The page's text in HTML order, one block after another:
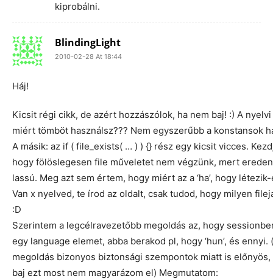
kiprobálni.
BlindingLight
2010-02-28 At 18:44
Háj!
Kicsit régi cikk, de azért hozzászólok, ha nem baj! :) A
miért tömböt használsz??? Nem egyszerűbb a konstansok
A másik: az if ( file_exists( … ) ) {} rész egy kicsit vicces.
hogy fölöslegesen file műveletet nem végzünk, mert
lassú. Meg azt sem értem, hogy miért az a ‘ha’, hogy
Van x nyelved, te írod az oldalt, csak tudod, hogy milyen
:D
Szerintem a legcélravezetőbb megoldás az, hogy
egy language elemet, abba berakod pl, hogy ‘hun’, és ennyi.
megoldás bizonyos biztonsági szempontok miatt is előnyös,
baj ezt most nem magyarázom el) Megmutatom: